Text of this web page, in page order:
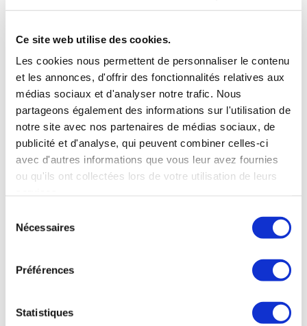
Ce site web utilise des cookies.
Les cookies nous permettent de personnaliser le contenu
et les annonces, d'offrir des fonctionnalités relatives aux
médias sociaux et d'analyser notre trafic. Nous
partageons également des informations sur l'utilisation de
notre site avec nos partenaires de médias sociaux, de
publicité et d'analyse, qui peuvent combiner celles-ci
avec d'autres informations que vous leur avez fournies
ou qu'ils ont collectées lors de votre utilisation de leurs
Nécessaires
Préférences
Statistiques